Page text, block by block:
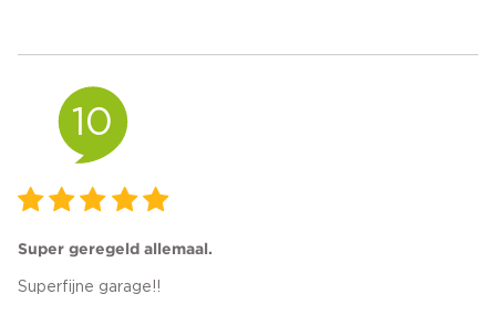
10
Super geregeld allemaal.
Superfijne garage!!